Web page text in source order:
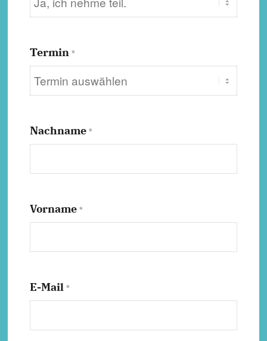
Termin *
Nachname *
Vorname *
E-Mail *